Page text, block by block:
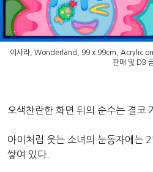
이사라, Wonderland, 99 x 99cm, Acrylic
판매 및 DB
오색찬란한 화면 뒤의 순수는 결코
아이처럼 웃는 소녀의 눈동자에는
쌓여 있다.